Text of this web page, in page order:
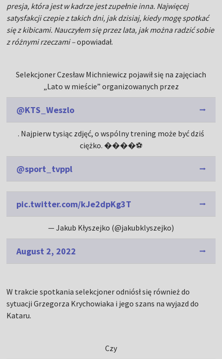
presja, która jest w kadrze jest zupełnie inna. Najwięcej
satysfakcji czepie z takich dni, jak dzisiaj, kiedy mogę spotkać
się z kibicami. Nauczyłem się przez lata, jak można radzić sobie
z różnymi rzeczami –opowiadał.
Selekcjoner Czesław Michniewicz pojawił się na zajęciach
„Lato w mieście” organizowanych przez
@KTS_Weszlo
. Najpierw tysiąc zdjęć, o wspólny trening może być dziś
ciężko. ����⚽️
@sport_tvppl
pic.twitter.com/kJe2dpKg3T
— Jakub Kłyszejko (@jakubklyszejko)
August 2, 2022
W trakcie spotkania selekcjoner odniósł się również do
sytuacji Grzegorza Krychowiaka i jego szans na wyjazd do
Kataru.
Czy